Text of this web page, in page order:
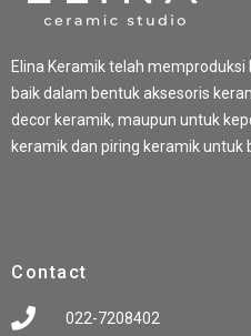
Elina Keramik telah
baik dalam bentuk aksesoris
decor keramik, maupun untuk
keramik dan piring keramik untuk
Contact
022-7208402